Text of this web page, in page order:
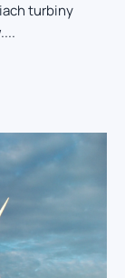
turbiny